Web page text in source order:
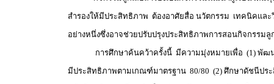
สำรองให้มีประสิทธิภาพ ต้องอาศัยสื่อ นวัตกรรม เทคนิคและ
อย่างหนึ่งซึ่งอาจช่วยปรับปรุงประสิทธิภาพการสอนกิจกรรมลู
การศึกษาค้นคว้าครั้งนี้ มีความมุ่งหมายเพื่อ (1) พัฒนาบ
มีประสิทธิภาพตามเกณฑ์มาตรฐาน 80/80 (2) ศึกษาดัชนีประ